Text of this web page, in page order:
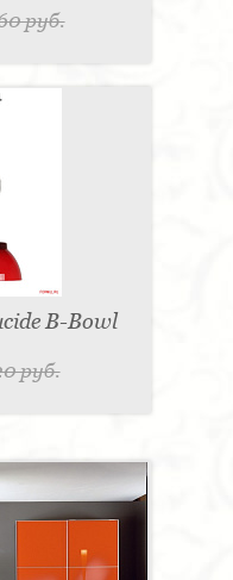
руб.
B-Bowl
руб.